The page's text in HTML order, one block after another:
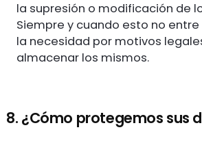
la supresión o modificación de
Siempre y cuando esto no
la necesidad por motivos
almacenar los mismos.
8. ¿Cómo protegemos sus